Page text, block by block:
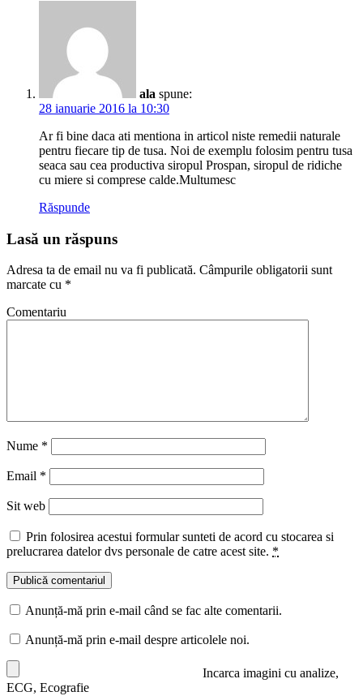
copii
tuse
latratoare
tuse
nocturna
tuse
suieratoare
umeda
uscata
in
pleurite
ala spune:
28 ianuarie 2016 la 10:30
Ar fi bine daca ati mentiona in articol niste remedii naturale
pentru fiecare tip de tusa. Noi de exemplu folosim pentru tusa
seaca sau cea productiva siropul Prospan, siropul de ridiche
cu miere si comprese calde.Multumesc
Răspunde
Lasă un răspuns
Adresa ta de email nu va fi publicată. Câmpurile obligatorii sunt
marcate cu *
Comentariu
Nume *
Email *
Sit web
Prin folosirea acestui formular sunteti de acord cu stocarea si
prelucrarea datelor dvs personale de catre acest site. *
Anunță-mă prin e-mail când se fac alte comentarii.
Anunță-mă prin e-mail despre articolele noi.
Incarca imagini cu analize,
ECG, Ecografie